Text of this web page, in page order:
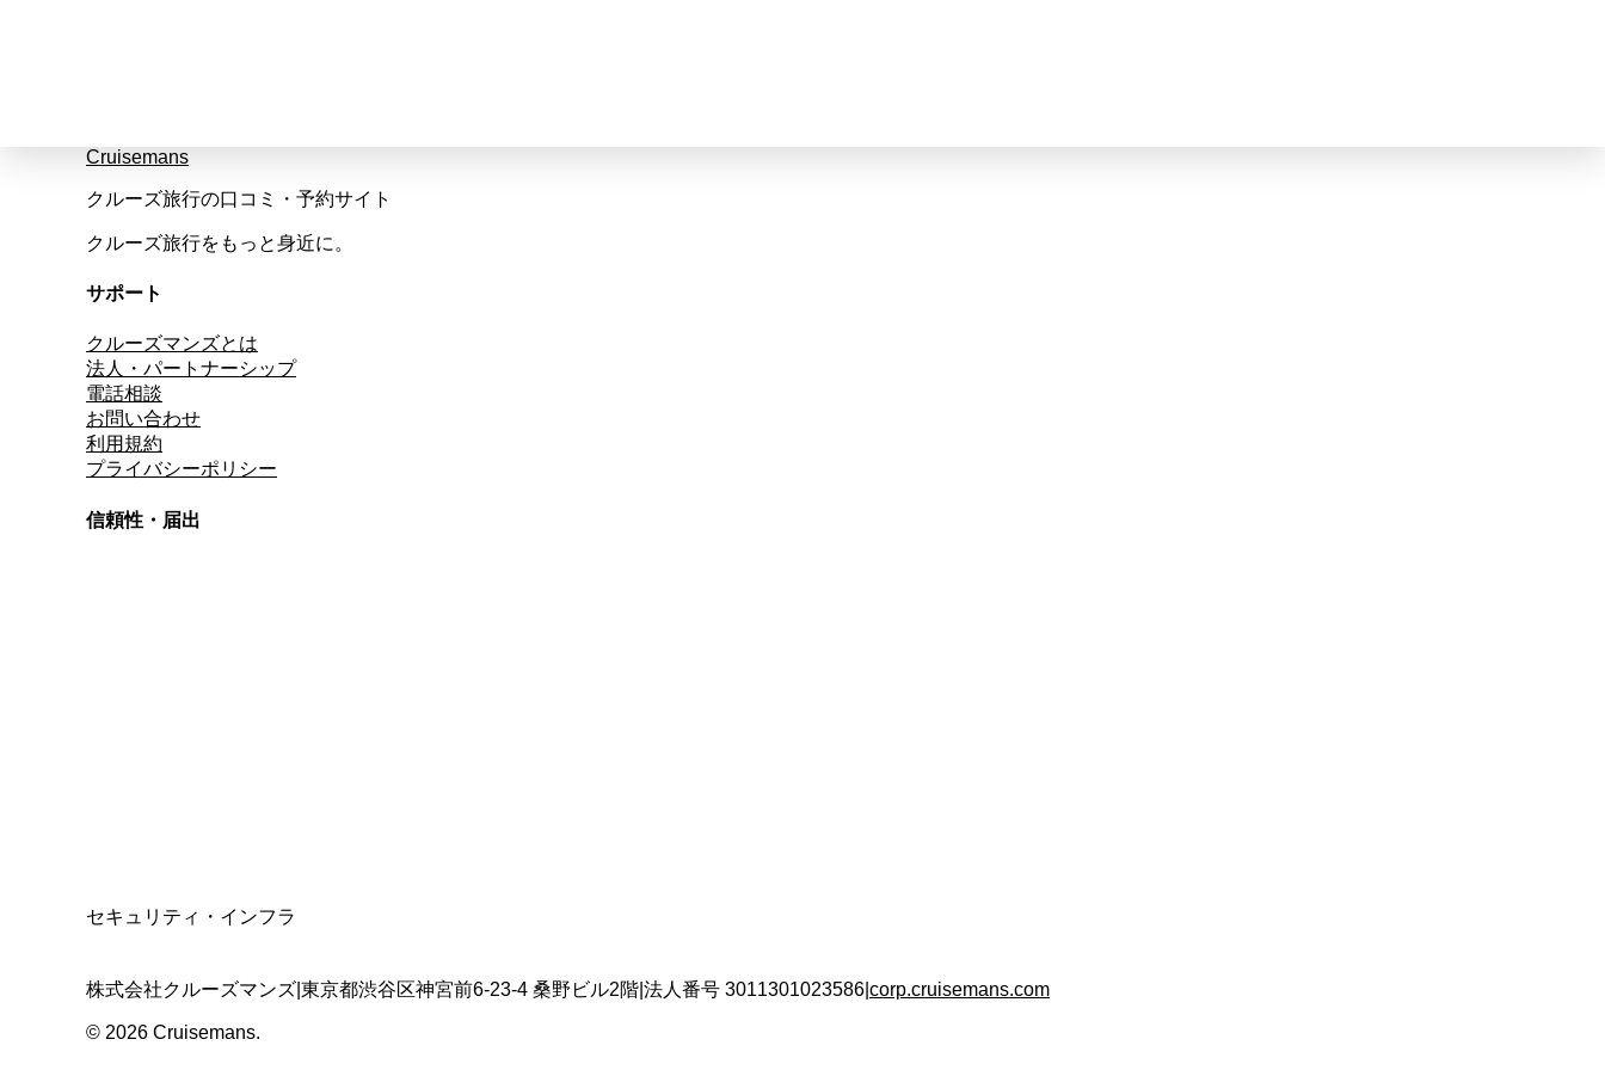
Cruisemans
クルーズ旅行の口コミ・予約サイト
クルーズ旅行をもっと身近に。
サポート
クルーズマンズとは
法人・パートナーシップ
電話相談
お問い合わせ
利用規約
プライバシーポリシー
信頼性・届出
セキュリティ・インフラ
株式会社クルーズマンズ 東京都渋谷区神宮前6-23-4 桑野ビル2階 法人番号 3011301023586 corp.cruisemans.com
© 2026 Cruisemans.